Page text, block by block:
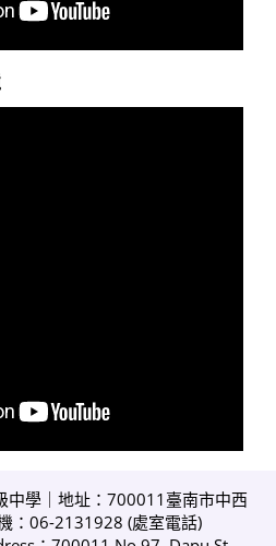
學｜地址：700011臺南市中西
：06-2131928 (處室電話)